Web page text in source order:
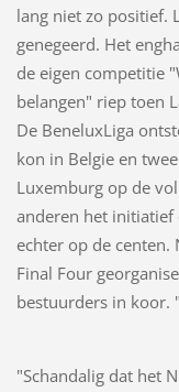
lang niet zo positief.
genegeerd. Het
de eigen competitie
belangen" riep toen
De BeneluxLiga
kon in Belgie en
Luxemburg op de
anderen het initiatief
echter op de centen.
Final Four
bestuurders in koor.
"Schandalig dat het